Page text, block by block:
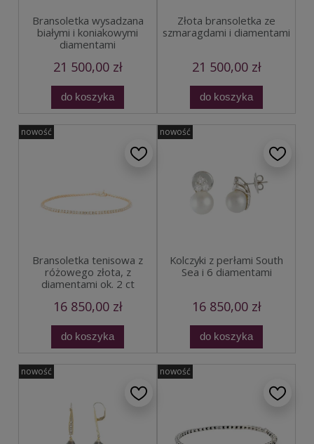
Bransoletka wysadzana
białymi i koniakowymi
diamentami
21 500,00 zł
do koszyka
Złota bransoletka ze
szmaragdami i diamentami
21 500,00 zł
do koszyka
Bransoletka tenisowa z
różowego złota, z
diamentami ok. 2 ct
16 850,00 zł
do koszyka
nowość
Kolczyki z perłami South
Sea i 6 diamentami
16 850,00 zł
do koszyka
nowość
nowość nowość